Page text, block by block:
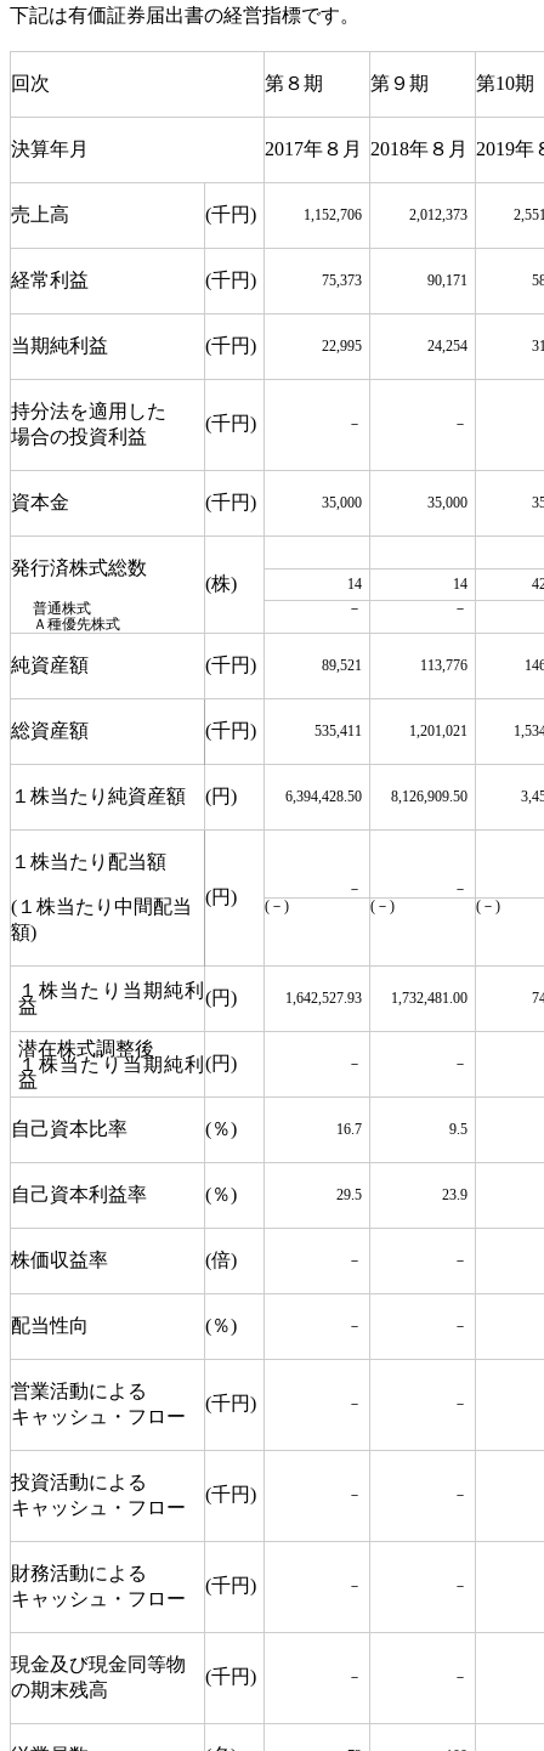
下記は有価証券届出書の経営指標です。
回次 第８期 第９期 第10期
決算年月 2017年８月 2018年８月 2019年
売上高 (千円) 1,152,706 2,012,373
経常利益 (千円) 75,373 90,171
当期純利益 (千円) 22,995 24,254
持分法を適用した
場合の投資利益
(千円) － －
資本金 (千円) 35,000 35,000
発行済株式総数
普通株式
Ａ種優先株式
(株) 14 14
－
－
純資産額 (千円) 89,521 113,776
総資産額 (千円) 535,411 1,201,021
１株当たり純資産額 (円) 6,394,428.50 8,126,909.50
１株当たり配当額
(１株当たり中間配当
額)
(円) －
－
(－)
(－) (－)
１株当たり当期純利
益 (円) 1,642,527.93 1,732,481.00
潜在株式調整後
１株当たり当期純利
益
(円) － －
自己資本比率 (％) 16.7 9.5
自己資本利益率 (％) 29.5 23.9
株価収益率 (倍) － －
配当性向 (％) － －
営業活動による
キャッシュ・フロー
(千円) － －
投資活動による
キャッシュ・フロー
(千円) － －
財務活動による
キャッシュ・フロー
(千円) － －
現金及び現金同等物
の期末残高
(千円) － －